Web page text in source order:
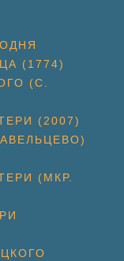
(1774)
(С.
(2007)
(МКР.